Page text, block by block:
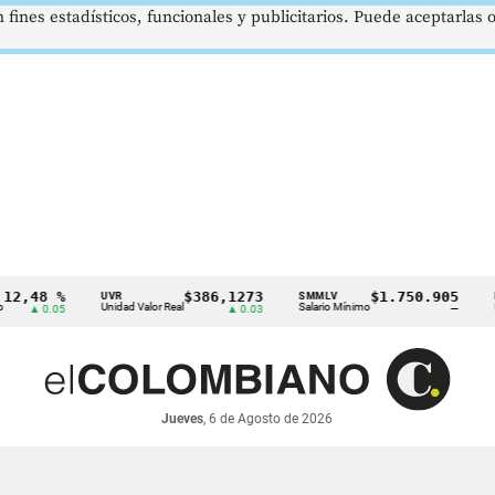
% UVR
Unidad Valor Real
$386,1273 SMMLV
Salario Mínimo
$1.750.905 BRENT
Petróleo
Jueves, 6 de Agosto de 2026
estadísticos, funcionales y publicitarios. Puede aceptarlas